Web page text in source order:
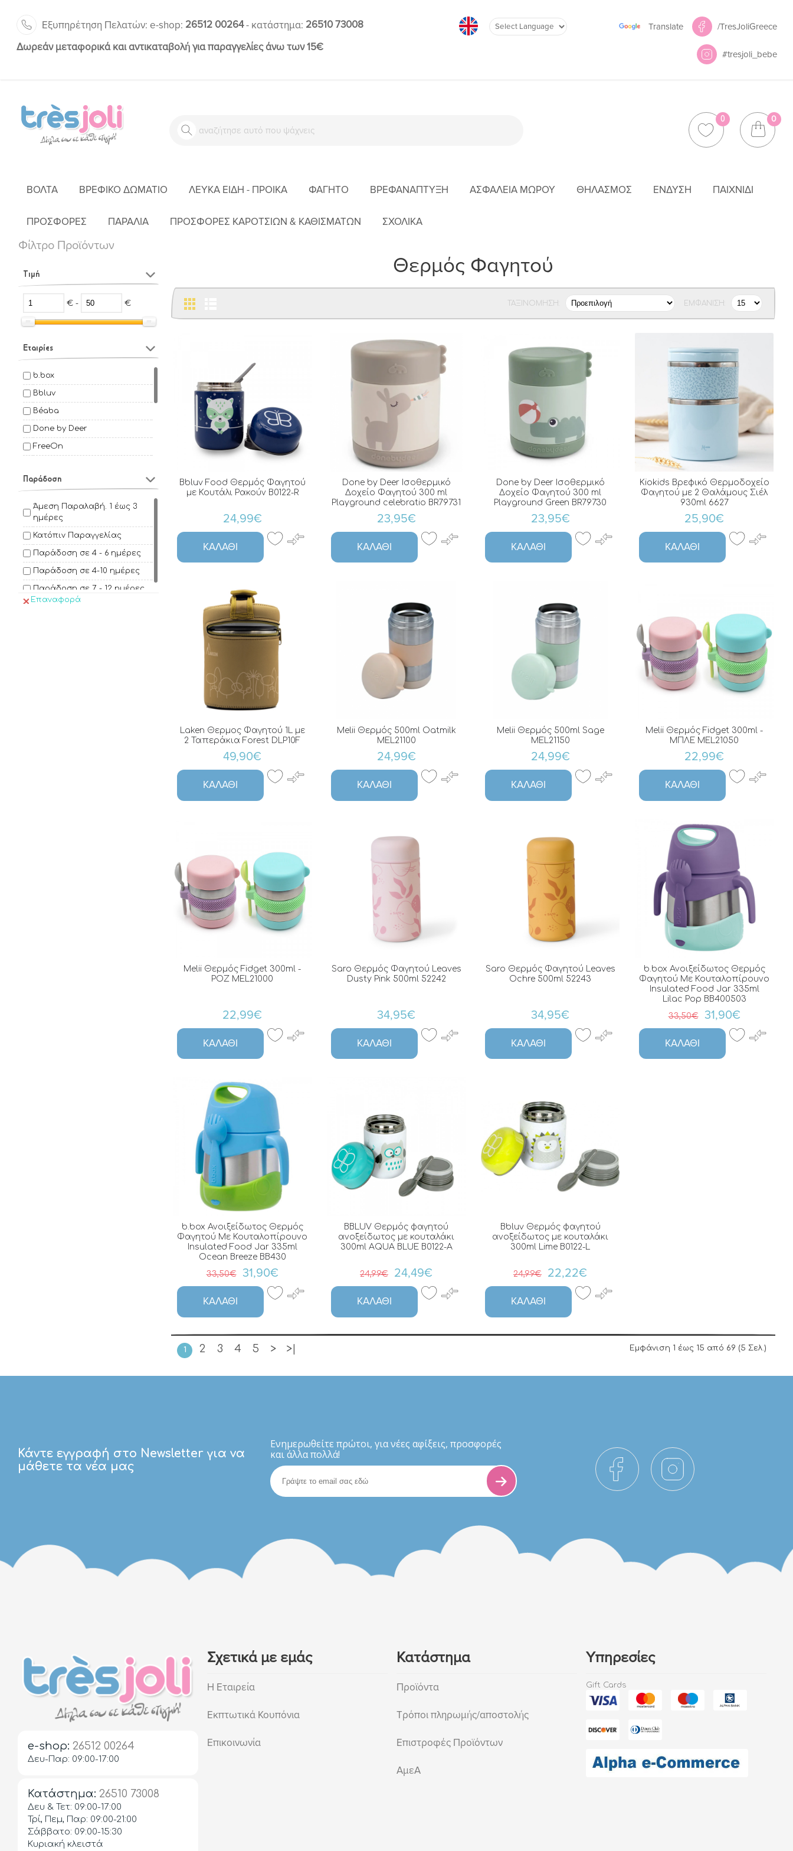
Εξυπηρέτηση Πελατών: e-shop: 26512 00264- κατάστημα: 26510 73008
Δωρεάν μεταφορικά και αντικαταβολή για παραγγελίες άνω των 15€
Translate /TresJoliGreece
#tresjoli_bebe
0 0
ΒΌΛΤΑ ΒΡΕΦΙΚΌ ΔΩΜΆΤΙΟ ΛΕΥΚΆ ΕΊΔΗ - ΠΡΟΊΚΑ ΦΑΓΗΤΌ ΒΡΕΦΑΝΆΠΤΥΞΗ ΑΣΦΆΛΕΙΑ ΜΩΡΟΎ ΘΗΛΑΣΜΌΣ ΈΝΔΥΣΗ ΠΑΙΧΝΊΔΙ
ΠΡΟΣΦΟΡΕΣ ΠΑΡΑΛΙΑ ΠΡΟΣΦΟΡΕΣ ΚΑΡΟΤΣΙΩΝ & ΚΑΘΙΣΜΑΤΩΝ ΣΧΟΛΙΚΑ
Φίλτρο Προϊόντων
Τιμή
€ - €
Εταιρίες
b.box
Bbluv
Béaba
Done by Deer
FreeOn
Kiokids
Melii
NAVA
Nuvita
Runbott
Saro
Παράδοση
Άμεση Παραλαβή. 1 έως 3
ημέρες
Κατόπιν Παραγγελίας
Παράδοση σε 4 - 6 ημέρες
Παράδοση σε 4-10 ημέρες
Παράδοση σε 7 - 12 ημέρες
Επαναφορά
Θερμός Φαγητού
ΕΜΦΆΝΙΣΗ:
ΤΑΞΙΝΌΜΗΣΗ:
Bbluv Food Θερμός Φαγητού
με Κουτάλι Ρακούν B0122-R
24,99€
ΚΑΛΆΘΙ
Done by Deer Ισοθερμικό
Δοχείο Φαγητού 300 ml
Playground celebratio BR79731
23,95€
ΚΑΛΆΘΙ
Done by Deer Ισοθερμικό
Δοχείο Φαγητού 300 ml
Playground Green BR79730
23,95€
ΚΑΛΆΘΙ
Kiokids Βρεφικό Θερμοδοχείο
Φαγητού με 2 Θαλάμους Σιέλ
930ml 6627
25,90€
ΚΑΛΆΘΙ
Laken Θερμος Φαγητού 1L με
2 Ταπεράκια Forest DLP10F
49,90€
ΚΑΛΆΘΙ
Melii Θερμός 500ml Oatmilk
MEL21100
24,99€
ΚΑΛΆΘΙ
Melii Θερμός 500ml Sage
MEL21150
24,99€
ΚΑΛΆΘΙ
Melii Θερμός Fidget 300ml -
ΜΠΛΕ MEL21050
22,99€
ΚΑΛΆΘΙ
Melii Θερμός Fidget 300ml -
ΡΟΖ MEL21000
22,99€
ΚΑΛΆΘΙ
Saro Θερμός Φαγητού Leaves
Dusty Pink 500ml 52242
34,95€
ΚΑΛΆΘΙ
Saro Θερμός Φαγητού Leaves
Ochre 500ml 52243
34,95€
ΚΑΛΆΘΙ
b.box Ανοιξείδωτος Θερμός
Φαγητού Με Κουταλοπίρουνο
Insulated Food Jar 335ml
Lilac Pop BB400503
33,50€
31,90€
ΚΑΛΆΘΙ
b.box Ανοιξείδωτος Θερμός
Φαγητού Με Κουταλοπίρουνο
Insulated Food Jar 335ml
Ocean Breeze BB430
33,50€
31,90€
ΚΑΛΆΘΙ
BBLUV Θερμός φαγητού
ανοξείδωτος με κουταλάκι
300ml AQUA BLUE B0122-A
24,99€ 24,49€
ΚΑΛΆΘΙ
Bbluv Θερμός φαγητού
ανοξείδωτος με κουταλάκι
300ml Lime B0122-L
24,99€ 22,22€
ΚΑΛΆΘΙ
1 2 3 4 5 > >| Εμφάνιση 1 έως 15 από 69 (5 Σελ.)
Κάντε εγγραφή στο Newsletter για να
μάθετε τα νέα μας
Eνημερωθείτε πρώτοι, για νέες αφίξεις, προσφορές
και άλλα πολλά!
e-shop: 26512 00264
Δευ-Παρ: 09:00-17:00
Κατάστημα: 26510 73008
Δευ & Τετ: 09:00-17:00
Τρί, Πεμ, Παρ: 09:00-21:00
Σάββατο: 09:00-15:30
Κυριακή κλειστά
Σχετικά με εμάς
Η Εταιρεία
Εκπτωτικά Κουπόνια
Επικοινωνία
Κατάστημα
Προϊόντα
Τρόποι πληρωμής/αποστολής
Επιστροφές Προϊόντων
ΑμεΑ
Υπηρεσίες
Gift Cards